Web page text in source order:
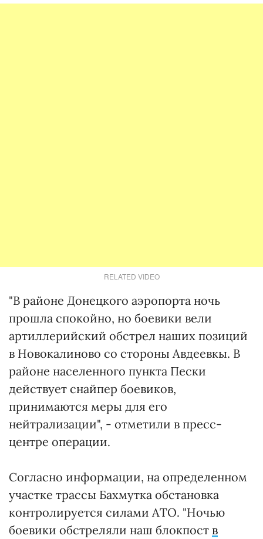
RELATED VIDEO
"В районе Донецкого аэропорта ночь
прошла спокойно, но боевики вели
артиллерийский обстрел наших позиций
в Новокалиново со стороны Авдеевкы. В
районе населенного пункта Пески
действует снайпер боевиков,
принимаются меры для его
нейтрализации", - отметили в пресс-
центре операции.
Согласно информации, на определенном
участке трассы Бахмутка обстановка
контролируется силами АТО. "Ночью
боевики обстреляли наш блокпост в